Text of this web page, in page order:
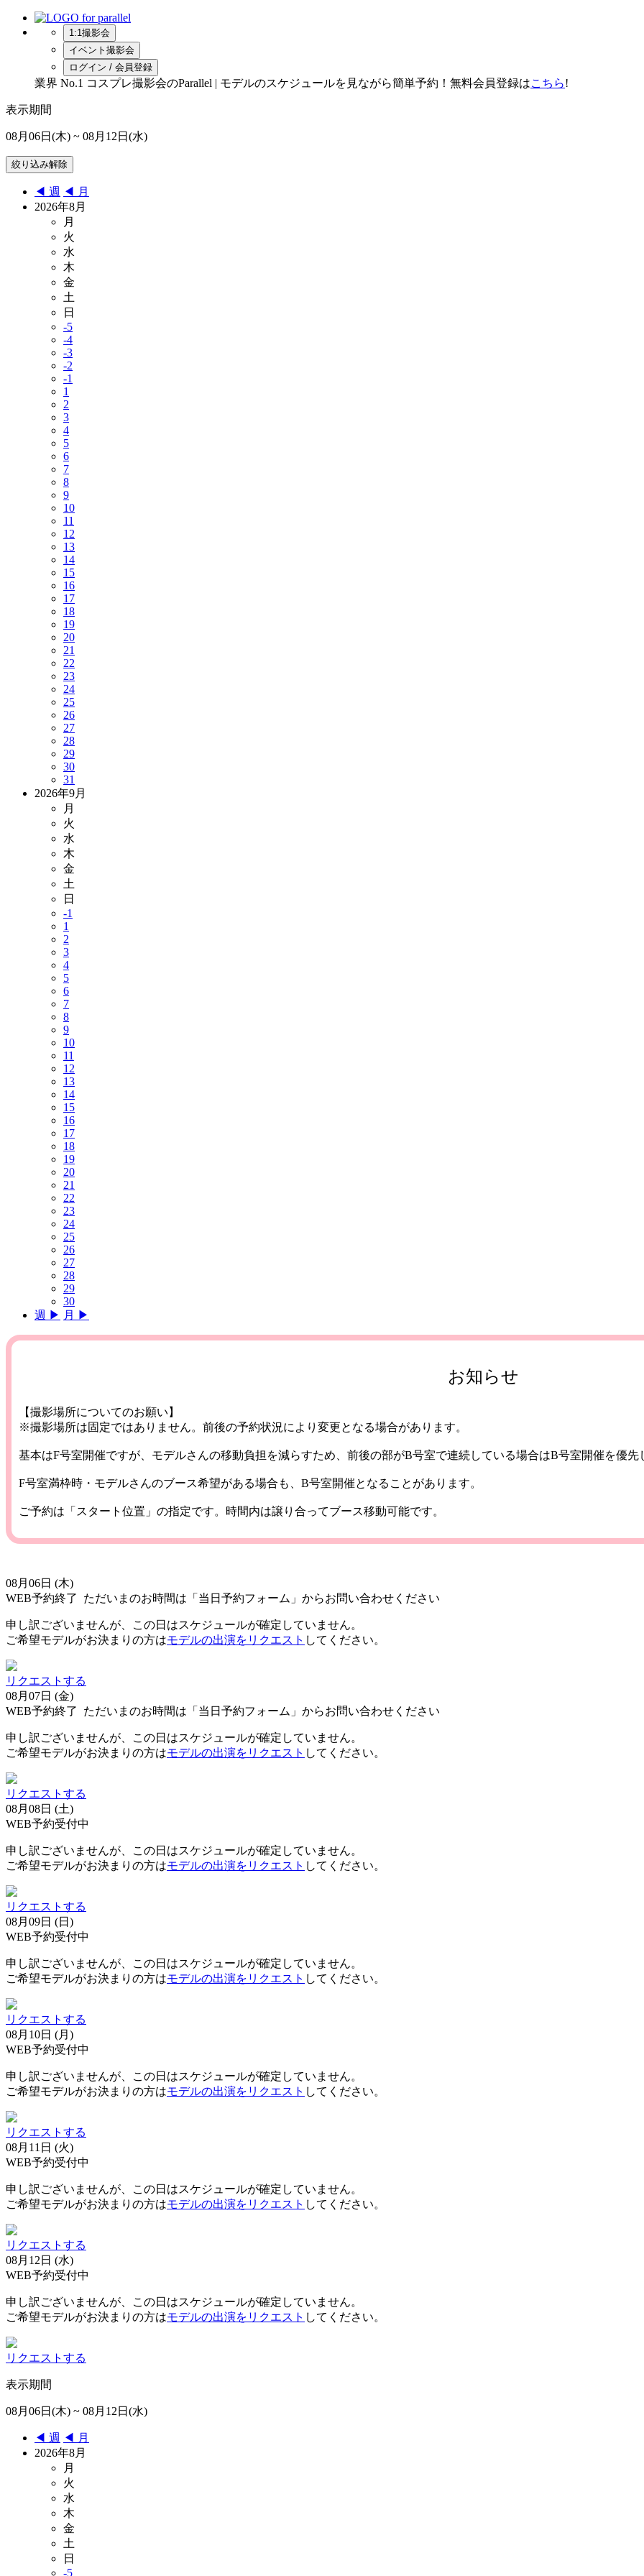
1:1撮影会
イベント撮影会
ログイン / 会員登録
業界 No.1 コスプレ撮影会のParallel | モデルのスケジュールを見ながら簡単予約！無料会員登録はこちら!
表示期間
08月06日(木) ~ 08月12日(水)
◀︎ 週 ◀︎ 月
2026年8月
月
火
水
木
金
土
日
-5
-4
-3
-2
-1
1
2
3
4
5
6
7
8
9
10
11
12
13
14
15
16
17
18
19
20
21
22
23
24
25
26
27
28
29
30
31
2026年9月
月
火
水
木
金
土
日
-1
1
2
3
4
5
6
7
8
9
10
11
12
13
14
15
16
17
18
19
20
21
22
23
24
25
26
27
28
29
30
週 ▶︎ 月 ▶︎
お知らせ
【撮影場所についてのお願い】
※撮影場所は固定ではありません。前後の予約状況により変更となる場合があります。
基本はF号室開催ですが、モデルさんの移動負担を減らすため、前後の部がB号室で連続している場合はB号室開催を優先
F号室満枠時・モデルさんのブース希望がある場合も、B号室開催となることがあります。
ご予約は「スタート位置」の指定です。時間内は譲り合ってブース移動可能です。
08月06日 (木)
WEB予約終了
ただいまのお時間は「当日予約フォーム」からお問い合わせください
申し訳ございませんが、この日はスケジュールが確定していません。
ご希望モデルがお決まりの方はモデルの出演をリクエスト してください。
リクエストする
08月07日 (金)
WEB予約終了
ただいまのお時間は「当日予約フォーム」からお問い合わせください
申し訳ございませんが、この日はスケジュールが確定していません。
ご希望モデルがお決まりの方はモデルの出演をリクエスト してください。
リクエストする
08月08日 (土)
WEB予約受付中
申し訳ございませんが、この日はスケジュールが確定していません。
ご希望モデルがお決まりの方はモデルの出演をリクエスト してください。
リクエストする
08月09日 (日)
WEB予約受付中
申し訳ございませんが、この日はスケジュールが確定していません。
ご希望モデルがお決まりの方はモデルの出演をリクエスト してください。
リクエストする
08月10日 (月)
WEB予約受付中
申し訳ございませんが、この日はスケジュールが確定していません。
ご希望モデルがお決まりの方はモデルの出演をリクエスト してください。
リクエストする
08月11日 (火)
WEB予約受付中
申し訳ございませんが、この日はスケジュールが確定していません。
ご希望モデルがお決まりの方はモデルの出演をリクエスト してください。
リクエストする
08月12日 (水)
WEB予約受付中
申し訳ございませんが、この日はスケジュールが確定していません。
ご希望モデルがお決まりの方はモデルの出演をリクエスト してください。
リクエストする
表示期間
08月06日(木) ~ 08月12日(水)
◀︎ 週 ◀︎ 月
2026年8月
月
火
水
木
金
土
日
-5